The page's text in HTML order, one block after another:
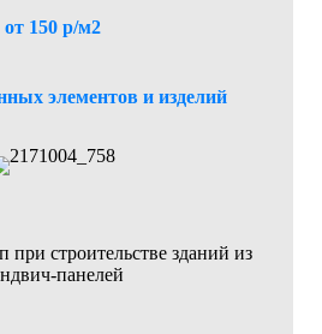
от 150 р/м2
элементов и изделий
при строительстве зданий из
панелей